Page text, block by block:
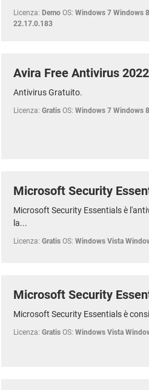
Licenza: Demo OS: Windows 7 Windows
22.17.0.183
Avira Free Antivirus 2022
Antivirus Gratuito.
Licenza: Gratis OS: Windows 7 Windows
Microsoft Security
Microsoft Security Essentials è
la...
Licenza: Gratis OS: Windows Vista
Microsoft Security
Microsoft Security Essentials è
Licenza: Gratis OS: Windows Vista